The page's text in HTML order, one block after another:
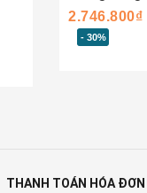
2.746.800₫
- 30%
THANH TOÁN HÓA ĐƠN